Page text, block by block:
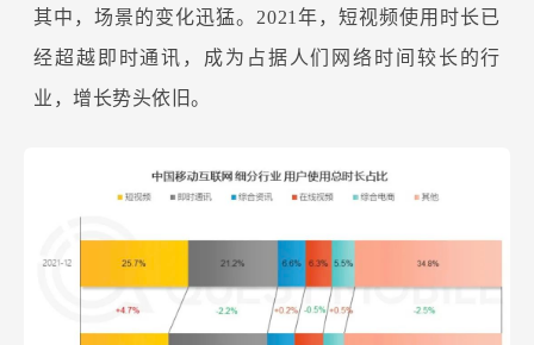
其中，场景的变化迅猛。2021年，短视频使用时长已
经超越即时通讯，成为占据人们网络时间较长的行
业，增长势头依旧。